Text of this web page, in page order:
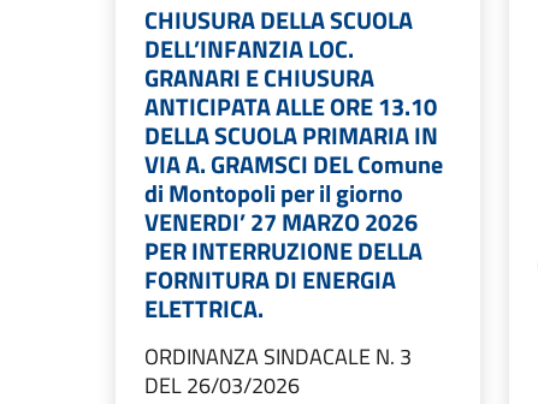
CHIUSURA DELLA SCUOLA
DELL’INFANZIA LOC.
GRANARI E CHIUSURA
ANTICIPATA ALLE ORE 13.10
DELLA SCUOLA PRIMARIA IN
VIA A. GRAMSCI DEL Comune
di Montopoli per il giorno
VENERDI’ 27 MARZO 2026
PER INTERRUZIONE DELLA
FORNITURA DI ENERGIA
ELETTRICA.
ORDINANZA SINDACALE N. 3
DEL 26/03/2026